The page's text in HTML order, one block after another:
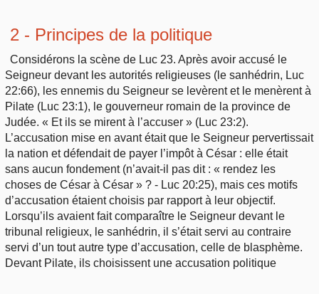
2 - Principes de la politique
Considérons la scène de Luc 23. Après avoir accusé le
Seigneur devant les autorités religieuses (le sanhédrin, Luc
22:66), les ennemis du Seigneur se levèrent et le menèrent à
Pilate (Luc 23:1), le gouverneur romain de la province de
Judée. « Et ils se mirent à l’accuser » (Luc 23:2).
L’accusation mise en avant était que le Seigneur pervertissait
la nation et défendait de payer l’impôt à César : elle était
sans aucun fondement (n’avait-il pas dit : « rendez les
choses de César à César » ? - Luc 20:25), mais ces motifs
d’accusation étaient choisis par rapport à leur objectif.
Lorsqu’ils avaient fait comparaître le Seigneur devant le
tribunal religieux, le sanhédrin, il s’était servi au contraire
servi d’un tout autre type d’accusation, celle de blasphème.
Devant Pilate, ils choisissent une accusation politique